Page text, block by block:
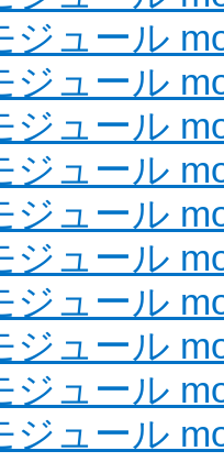
ジュール
ジュール
ジュール
ジュール
ジュール
ジュール
ジュール
ジュール
ジュール
ジュール